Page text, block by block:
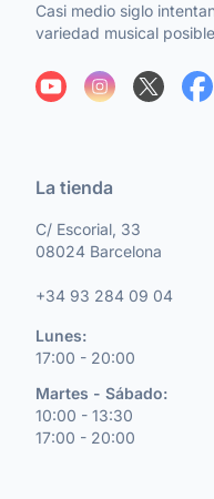
Casi medio siglo
variedad musical
La tienda
C/ Escorial, 33
08024 Barcelona
+34 93 284 09 04
Lunes:
17:00 - 20:00
Martes - Sábado:
10:00 - 13:30
17:00 - 20:00